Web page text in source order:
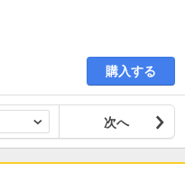
購入する
次へ